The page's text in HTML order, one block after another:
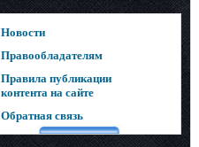
Новости
Правообладателям
Правила публикации
контента на сайте
Обратная связь